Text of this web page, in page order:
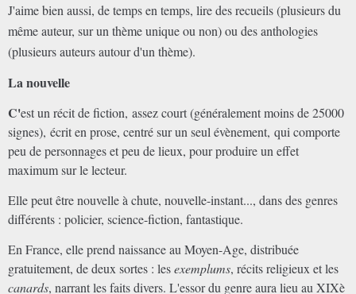
J'aime bien aussi, de temps en temps, lire des recueils (plusieurs du
même auteur, sur un thème unique ou non) ou des anthologies
(plusieurs auteurs autour d'un thème).
La nouvelle
C'est un récit de fiction, assez court (généralement moins de 25000
signes), écrit en prose, centré sur un seul évènement, qui comporte
peu de personnages et peu de lieux, pour produire un effet
maximum sur le lecteur.
Elle peut être nouvelle à chute, nouvelle-instant..., dans des genres
différents : policier, science-fiction, fantastique.
En France, elle prend naissance au Moyen-Age, distribuée
gratuitement, de deux sortes : lesexemplums, récits religieux et les
canards, narrant les faits divers. L'essor du genre aura lieu au XIXè